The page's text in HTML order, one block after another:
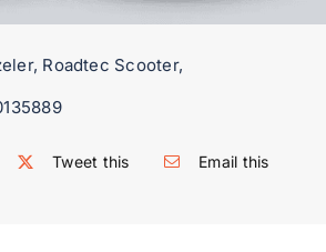
, Roadtec Scooter,
Tweet this Email this